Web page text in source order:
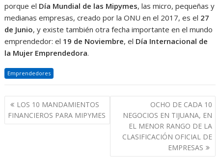
porque el Día Mundial de las Mipymes, las micro, pequeñas y
medianas empresas, creado por la ONU en el 2017, es el 27
de Junio, y existe también otra fecha importante en el mundo
emprendedor: el 19 de Noviembre, el Día Internacional de
la Mujer Emprendedora.
Emprendedores
Navegación
de
entradas
LOS 10 MANDAMIENTOS
FINANCIEROS PARA MIPYMES
OCHO DE CADA 10
NEGOCIOS EN TIJUANA, EN
EL MENOR RANGO DE LA
CLASIFICACIÓN OFICIAL DE
EMPRESAS